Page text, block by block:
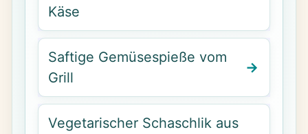
Käse
Saftige Gemüsespieße vom
Grill
Vegetarischer Schaschlik aus